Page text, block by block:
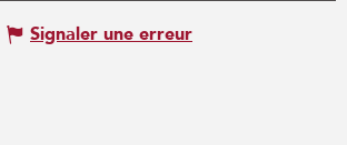
Signaler une erreur